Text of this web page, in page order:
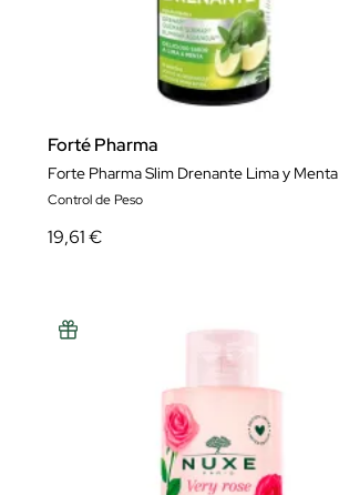
Forté Pharma
Forte Pharma Slim Drenante Lima y Menta
Control de Peso
19,61 €